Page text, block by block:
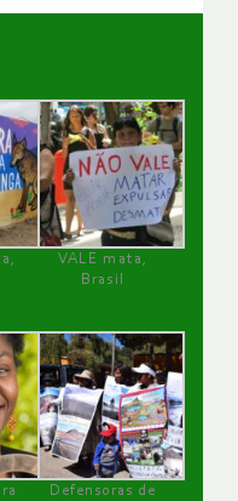
VALE mata,
Brasil
Defensoras de